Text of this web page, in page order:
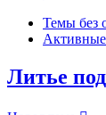
Темы без
Литье